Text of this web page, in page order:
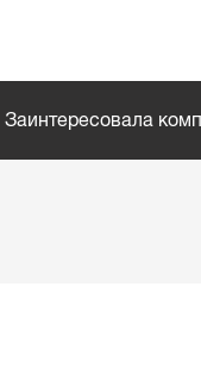
Заинтересовала